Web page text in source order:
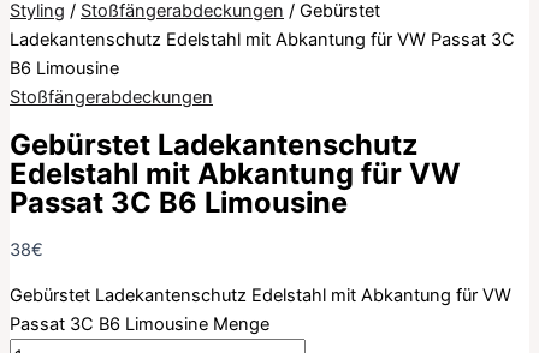
Styling / Stoßfängerabdeckungen / Gebürstet
Ladekantenschutz Edelstahl mit Abkantung für VW Passat 3C
B6 Limousine
Stoßfängerabdeckungen
Gebürstet Ladekantenschutz
Edelstahl mit Abkantung für VW
Passat 3C B6 Limousine
38€
Gebürstet Ladekantenschutz Edelstahl mit Abkantung für VW
Passat 3C B6 Limousine Menge